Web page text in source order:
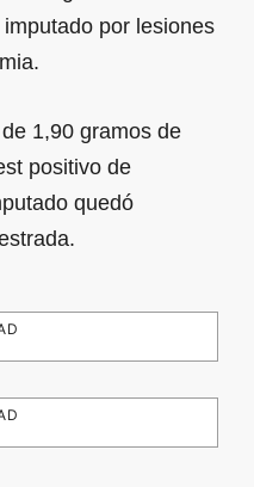
por lesiones
1,90 gramos de
positivo de
quedó